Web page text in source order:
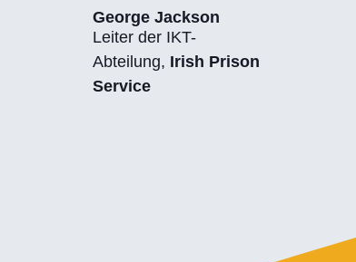
George Jackson
Leiter der IKT-
Abteilung, Irish Prison
Service